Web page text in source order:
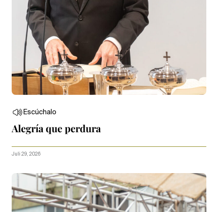
Escúchalo
Alegría que perdura
Juli 29, 2026